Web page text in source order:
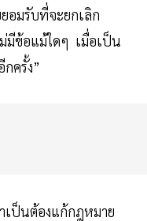
อมรับที่จะยกเลิก
มีข้อแม้ใดๆ เมื่อเป็น
ครั้ง”
เป็นต้องแก้กฎหมาย